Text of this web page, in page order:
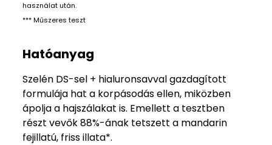
használat után.
*** Műszeres teszt
Hatóanyag
Szelén DS-sel + hialuronsavval gazdagított
formulája hat a korpásodás ellen, miközben
ápolja a hajszálakat is. Emellett a tesztben
részt vevők 88%-ának tetszett a mandarin
fejillatú, friss illata*.